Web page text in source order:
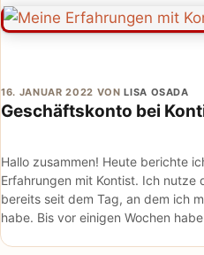
Geschäftskonto bei
16. JANUAR 2022 VONLISA OSADA
Hallo zusammen! Heute berichte
Erfahrungen mit Kontist. Ich
bereits seit dem Tag, an dem ich
habe. Bis vor einigen Wochen